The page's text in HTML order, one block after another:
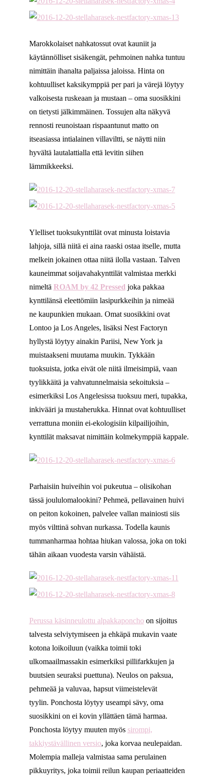
Marokkolaiset nahkatossut ovat kauniit ja
käytännölliset sisäkengät, pehmoinen nahka tuntuu
nimittäin ihanalta paljaissa jaloissa. Hinta on
kohtuulliset kaksikymppiä per pari ja värejä löytyy
valkoisesta ruskeaan ja mustaan – oma suosikkini
on tietysti jälkimmäinen. Tossujen alta näkyvä
rennosti reunoistaan rispaantunut matto on
itseasiassa intialainen villaviltti, se näytti niin
hyvältä lautalattialla että levitin siihen
lämmikkeeksi.
Ylelliset tuoksukynttilät ovat minusta loistavia
lahjoja, sillä niitä ei aina raaski ostaa itselle, mutta
melkein jokainen ottaa niitä ilolla vastaan. Talven
kauneimmat soijavahakynttilät valmistaa merkki
nimeltä ROAM by 42 Pressed joka pakkaa
kynttilänsä eleettömiin lasipurkkeihin ja nimeää
ne kaupunkien mukaan. Omat suosikkini ovat
Lontoo ja Los Angeles, lisäksi Nest Factoryn
hyllystä löytyy ainakin Pariisi, New York ja
muistaakseni muutama muukin. Tykkään
tuoksuista, jotka eivät ole niitä ilmeisimpiä, vaan
tyylikkäitä ja vahvatunnelmaisia sekoituksia –
esimerkiksi Los Angelesissa tuoksuu meri, tupakka,
inkivääri ja mustaherukka. Hinnat ovat kohtuulliset
verrattuna moniin ei-ekologisiin kilpailijoihin,
kynttilät maksavat nimittäin kolmekymppiä kappale.
Parhaisiin huiveihin voi pukeutua – olisikohan
tässä joululomalookini? Pehmeä, pellavainen huivi
on peiton kokoinen, palvelee vallan mainiosti siis
myös vilttinä sohvan nurkassa. Todella kaunis
tummanharmaa hohtaa hiukan valossa, joka on toki
tähän aikaan vuodesta varsin vähäistä.
Perussa käsinneulottu alpakkaponchoon sijoitus
talvesta selviytymiseen ja ehkäpä mukavin vaate
kotona loikoiluun (vaikka toimii toki
ulkomaailmassakin esimerkiksi pillifarkkujen ja
buutsien seuraksi puettuna). Neulos on paksua,
pehmeää ja valuvaa, hapsut viimeistelevät
tyylin. Ponchosta löytyy useampi sävy, oma
suosikkini on ei kovin yllättäen tämä harmaa.
Ponchosta löytyy muuten myös sirompi,
takkiystävällinen versio, joka korvaa neulepaidan.
Molempia malleja valmistaa sama perulainen
pikkuyritys, joka toimii reilun kaupan periaatteiden